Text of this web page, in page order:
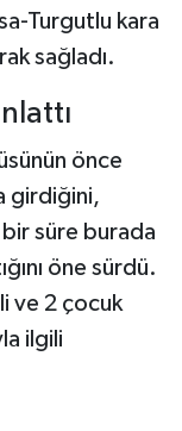
Turgutlu kara
sağladı.
önce
girdiğini,
süre burada
öne sürdü.
ve 2 çocuk
ilgili